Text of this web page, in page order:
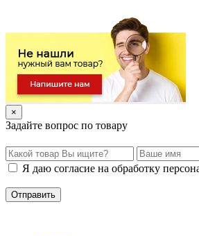
×
Задайте вопрос по товару
Я даю согласие на обработку